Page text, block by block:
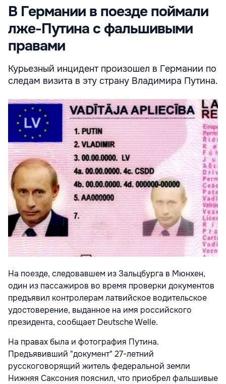
В Германии в поезде поймали
лже-Путина с фальшивыми
правами
Курьезный инцидент произошел в Германии по
следам визита в эту страну Владимира Путина.
На поезде, следовавшем из Зальцбурга в Мюнхен,
один из пассажиров во время проверки документов
предъявил контролерам латвийское водительское
удостоверение, выданное на имя российского
президента, сообщает Deutsche Welle.
На правах была и фотография Путина.
Предъявивший "документ" 27-летний
русскоговорящий житель федеральной земли
Нижняя Саксония пояснил, что приобрел фальшивые